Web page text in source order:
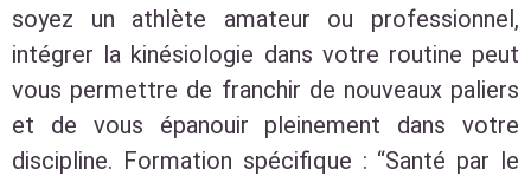
soyez un athlète amateur ou professionnel,
intégrer la kinésiologie dans votre routine peut
vous permettre de franchir de nouveaux paliers
et de vous épanouir pleinement dans votre
discipline. Formation spécifique : “Santé par le